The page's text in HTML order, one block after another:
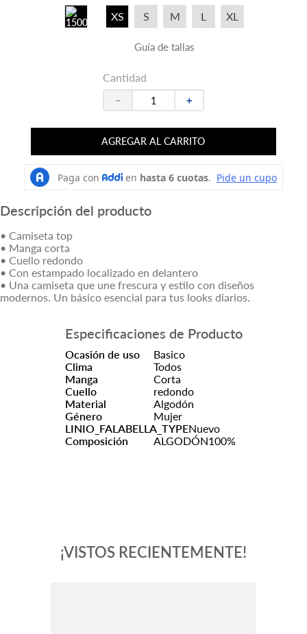
XS S M L XL
Guía de tallas
Cantidad
＋
－
AGREGAR AL CARRITO
Descripción del producto
• Camiseta top
• Manga corta
• Cuello redondo
• Con estampado localizado en delantero
• Una camiseta que une frescura y estilo con diseños
modernos. Un básico esencial para tus looks diarios.
Especificaciones de Producto
Ocasión de uso
Basico
Clima
Todos
Manga
Corta
Cuello
redondo
Material
Algodón
Género
Mujer
LINIO_FALABELLA_TYPENuevo
Composición
ALGODÓN100%
¡VISTOS RECIENTEMENTE!